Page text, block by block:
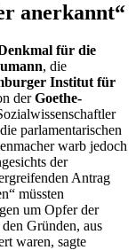
anerkannt“
für die
, die
Institut für
derGoethe-
parlamentarischen
warb jedoch
der
Antrag
müssten
um Opfer der
Gründen, aus
waren, sagte